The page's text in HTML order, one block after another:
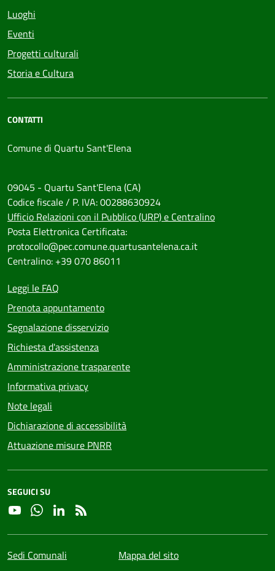
Luoghi
Eventi
Progetti culturali
Storia e Cultura
CONTATTI
Comune di Quartu Sant'Elena
09045 - Quartu Sant'Elena (CA)
Codice fiscale / P. IVA: 00288630924
Ufficio Relazioni con il Pubblico (URP) e Centralino
Posta Elettronica Certificata:
protocollo@pec.comune.quartusantelena.ca.it
Centralino: +39 070 86011
Leggi le FAQ
Prenota appuntamento
Segnalazione disservizio
Richiesta d'assistenza
Amministrazione trasparente
Informativa privacy
Note legali
Dichiarazione di accessibilità
Attuazione misure PNRR
SEGUICI SU
YouTubeWhatsapp
Linkedin
Sedi Comunali Mappa del sito